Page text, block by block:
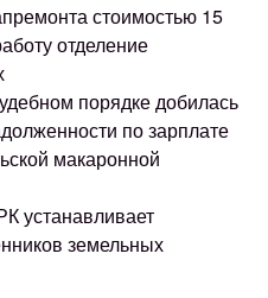
стоимостью 15
отделение
порядке добилась
по зарплате
макаронной
устанавливает
земельных